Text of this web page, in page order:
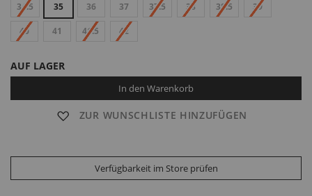
34.5 35 36 37 37.5 38 38.5 39
40 41 41.5 42
AUF LAGER
In den Warenkorb
ZUR WUNSCHLISTE HINZUFÜGEN
Verfügbarkeit im Store prüfen